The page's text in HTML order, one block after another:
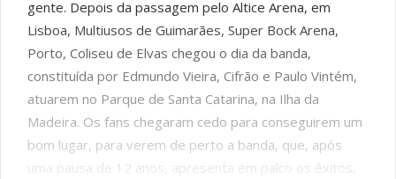
gente. Depois da passagem pelo Altice Arena, em
Lisboa, Multiusos de Guimarães, Super Bock Arena,
Porto, Coliseu de Elvas chegou o dia da banda,
constituída por Edmundo Vieira, Cifrão e Paulo Vintém,
atuarem no Parque de Santa Catarina, na Ilha da
Madeira. Os fans chegaram cedo para conseguirem um
bom lugar, para verem de perto a banda, que, após
uma pausa de 12 anos, apresenta em palco os êxitos,